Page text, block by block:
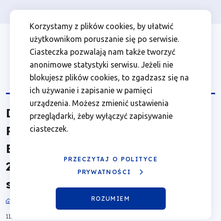
Korzystamy z plików cookies, by ułatwić
użytkownikom poruszanie się po serwisie.
Ciasteczka pozwalają nam także tworzyć
anonimowe statystyki serwisu. Jeżeli nie
blokujesz plików cookies, to zgadzasz się na
ich używanie i zapisanie w pamięci
urządzenia. Możesz zmienić ustawienia
przeglądarki, żeby wyłączyć zapisywanie
ciasteczek.
PRZECZYTAJ O POLITYCE
PRYWATNOŚCI
ROZUMIEM
Dane
dot.
Programu
Regionalnego
Fundusze
Europejskie
dla
Wielkopolski
2021
Przejdź
głównej
nawigacji
Przejdź
wyszukiwarki
Przejdź
zawartości
strony
Przejdź
stopki
Menu
Header
Top
Osoba prywatna Firma
Menu
top
left
Dane dot. Programu
Regionalnego Fundusze
Europejskie dla Wielkopolski
2021 - 2027 przekazane do KE-
stan na 30.06.2023
Ścieżka
11.06.2025